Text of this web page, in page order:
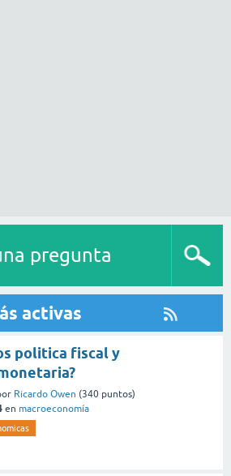
pregunta
activas
politica fiscal y
Ricardo Owen (340 puntos)
en macroeconomía